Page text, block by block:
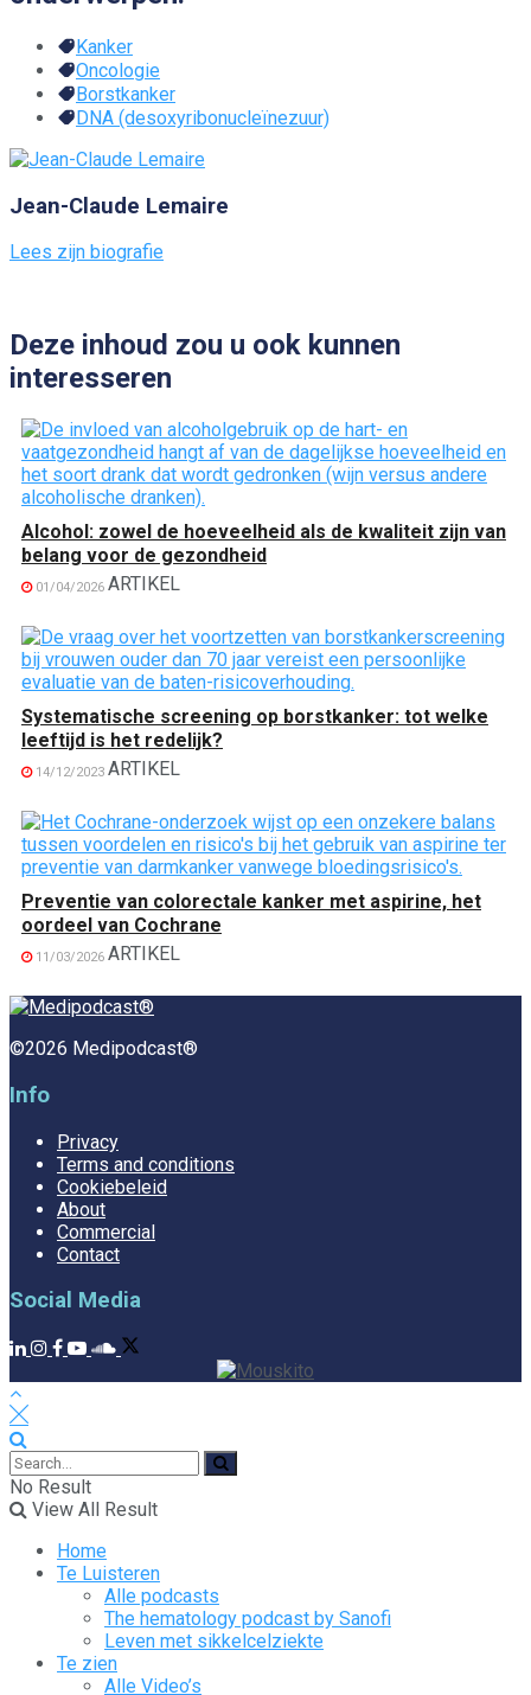
Kanker
Oncologie
Borstkanker
DNA (desoxyribonucleïnezuur)
Jean-Claude Lemaire
Lees zijn biografie
Deze inhoud zou u ook kunnen
interesseren
Alcohol: zowel de hoeveelheid als de kwaliteit zijn van
belang voor de gezondheid
01/04/2026 ARTIKEL
Systematische screening op borstkanker: tot welke
leeftijd is het redelijk?
14/12/2023 ARTIKEL
Preventie van colorectale kanker met aspirine, het
oordeel van Cochrane
11/03/2026 ARTIKEL
©2026 Medipodcast®
Info
Privacy
Terms and conditions
Cookiebeleid
About
Commercial
Contact
Social Media
No Result
View All Result
Home
Te Luisteren
Alle podcasts
The hematology podcast by Sanofi
Leven met sikkelcelziekte
Te zien
Alle Video’s